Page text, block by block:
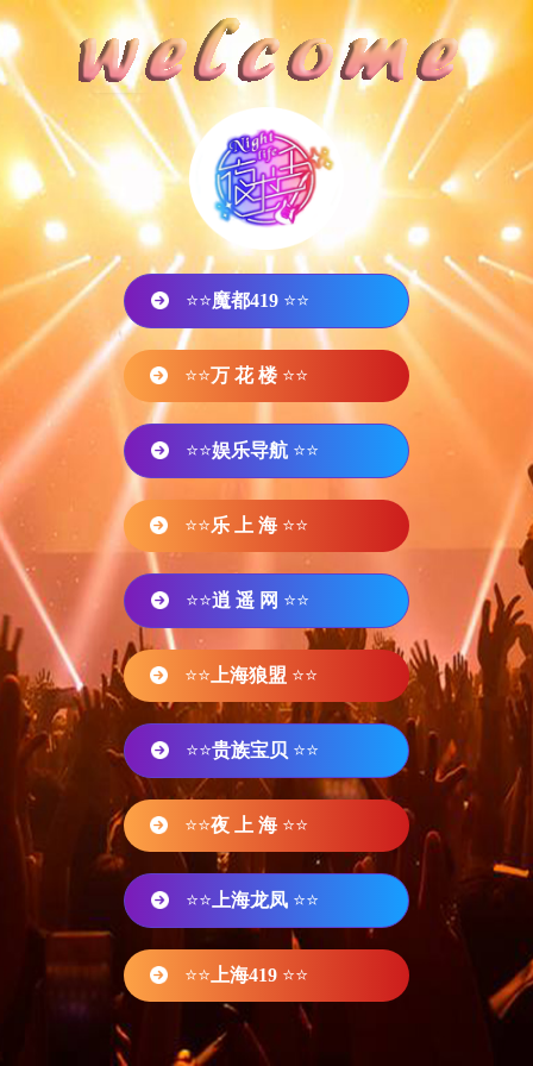
⭐⭐魔都419 ⭐⭐
⭐⭐万 花 楼 ⭐⭐
⭐⭐娱乐导航 ⭐⭐
⭐⭐乐 上 海 ⭐⭐
⭐⭐逍 遥 网 ⭐⭐
⭐⭐ 上海狼盟 ⭐⭐
⭐⭐贵族宝贝 ⭐⭐
⭐⭐夜 上 海 ⭐⭐
⭐⭐ 上海龙凤 ⭐⭐
⭐⭐ 上海419 ⭐⭐